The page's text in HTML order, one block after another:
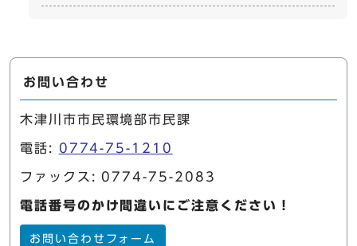
お問い合わせ
木津川市市民環境部市民課
電話: 0774-75-1210
ファックス: 0774-75-2083
電話番号のかけ間違いにご注意ください！
お問い合わせフォーム